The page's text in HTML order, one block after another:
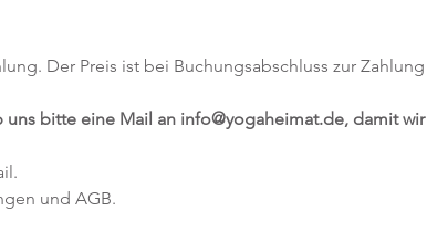
Der Preis ist bei Buchungsabschluss zur Zahlung
bitte eine Mail an info@yogaheimat.de, damit wir
und AGB.